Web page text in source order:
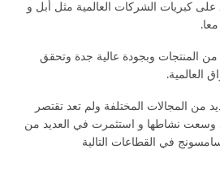
على كبريات الشركات العالمية مثل أبل و
من المنتجات وبجودة عالية جدة وتحقق
العالمية.
من المجالات المختلفة ولم تعد تقتصر
وسعت نشاطها و استثمرت في العديد من
في القطاعات التالية